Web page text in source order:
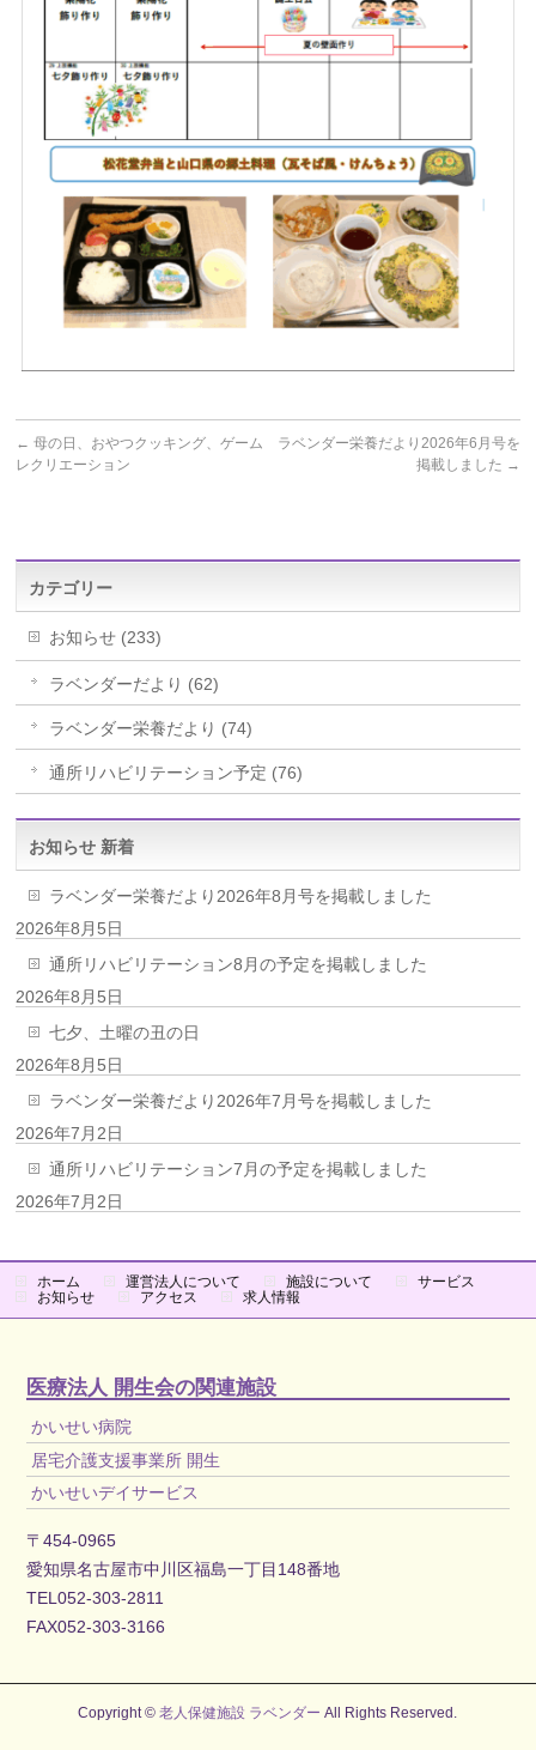
← 母の日、おやつクッキング、ゲーム
レクリエーション
ラベンダー栄養だより2026年6月号を
掲載しました →
カテゴリー
お知らせ (233)
ラベンダーだより (62)
ラベンダー栄養だより (74)
通所リハビリテーション予定 (76)
お知らせ 新着
ラベンダー栄養だより2026年8月号を掲載しました
2026年8月5日
通所リハビリテーション8月の予定を掲載しました
2026年8月5日
七夕、土曜の丑の日
2026年8月5日
ラベンダー栄養だより2026年7月号を掲載しました
2026年7月2日
通所リハビリテーション7月の予定を掲載しました
2026年7月2日
ホーム 運営法人について 施設について
サービス
お知らせ
アクセス 求人情報
医療法人 開生会の関連施設
かいせい病院
居宅介護支援事業所 開生
かいせいデイサービス
〒454-0965
愛知県名古屋市中川区福島一丁目148番地
TEL052-303-2811
FAX052-303-3166
Copyright ©老人保健施設 ラベンダー All Rights Reserved.